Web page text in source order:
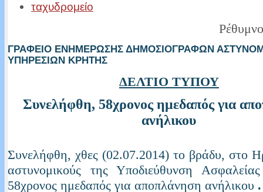
ΓΡΑΦΕΙΟ ΕΝΗΜΕΡΩΣΗΣ ΔΗΜΟΣΙΟΓΡΑΦΩΝ
ΥΠΗΡΕΣΙΩΝ ΚΡΗΤΗΣ
ΔΕΛΤΙΟ ΤΥΠΟΥ
Συνελήφθη, 58χρονος ημεδαπός για
ανήλικου
Συνελήφθη, χθες (02.07.2014) το βράδυ, στο
αστυνομικούς της Υποδιεύθυνση
58χρονος ημεδαπός για αποπλάνηση ανήλικου .